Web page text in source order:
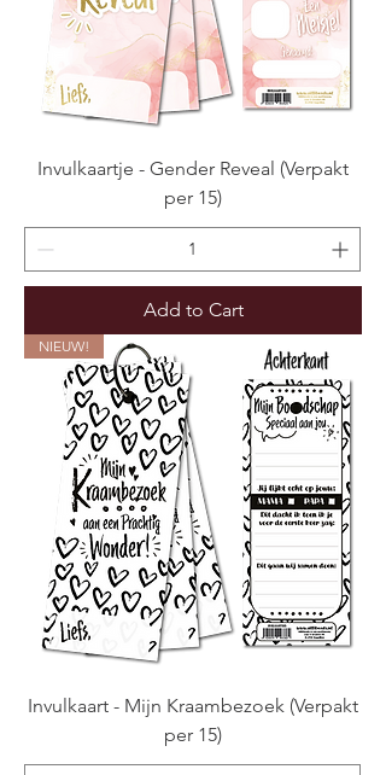
Invulkaartje - Gender Reveal (Verpakt
per 15)
Add to Cart
NIEUW!
Invulkaart - Mijn Kraambezoek (Verpakt
per 15)